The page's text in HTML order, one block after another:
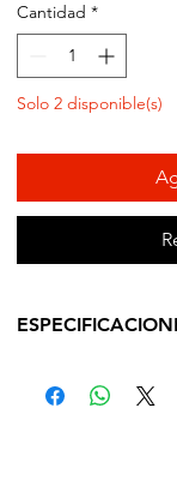
Cantidad *
Solo 2 disponible(s)
IDIOMA: Inglés y